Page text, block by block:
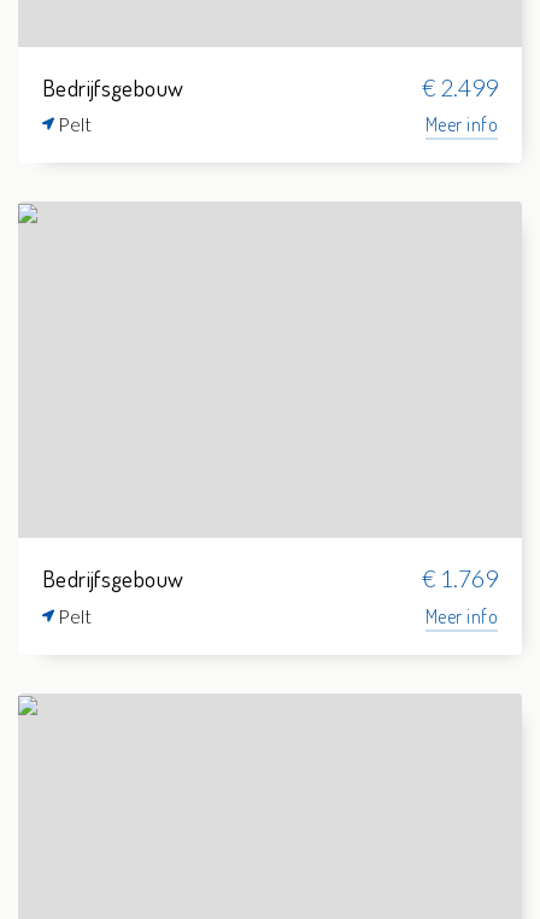
Bedrijfsgebouw € 2.499
Pelt Meer info
Bedrijfsgebouw € 1.769
Pelt Meer info